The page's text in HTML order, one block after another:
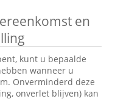
en
kunt u bepaalde
wanneer u
Onverminderd deze
onverlet blijven) kan